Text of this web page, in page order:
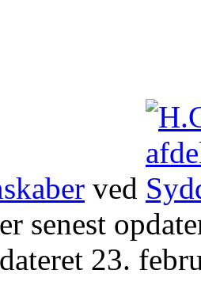
ved
senest
23.